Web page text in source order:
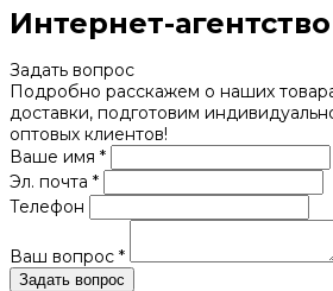
Интернет-агентство
Задать вопрос
Подробно расскажем о наших
доставки, подготовим
оптовых клиентов!
Ваше имя *
Эл. почта *
Телефон
Ваш вопрос *